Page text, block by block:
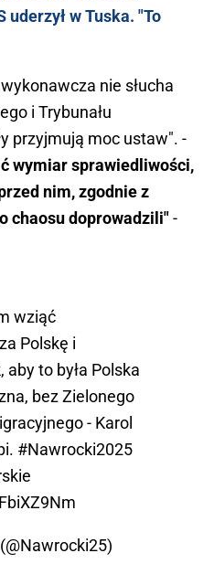
w Tuska. "To
nie słucha
i Trybunału
przyjmują moc ustaw". -
wymiar sprawiedliwości,
nim, zgodnie z
chaosu doprowadzili"-
wziąć
Polskę i
to była Polska
bez Zielonego
- Karol
#Nawrocki2025